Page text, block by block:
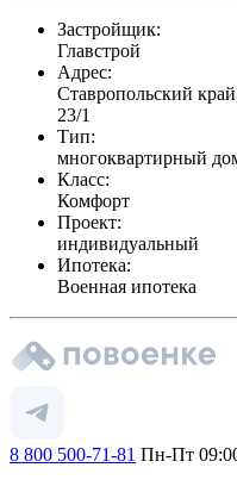
Застройщик:
Главстрой
Адрес:
Ставропольский
23/1
Тип:
многоквартирный
Класс:
Комфорт
Проект:
индивидуальный
Ипотека:
Военная ипотека
8 800 500-71-81 Пн-Пт